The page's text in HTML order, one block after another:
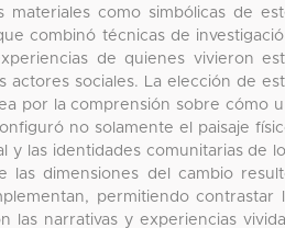
como simbólicas de
combinó técnicas de
de quienes vivieron
actores sociales. La elección de
por la comprensión sobre cómo
no solamente el paisaje
y las identidades comunitarias de
las dimensiones del cambio
permitiendo contrastar
las narrativas y experiencias